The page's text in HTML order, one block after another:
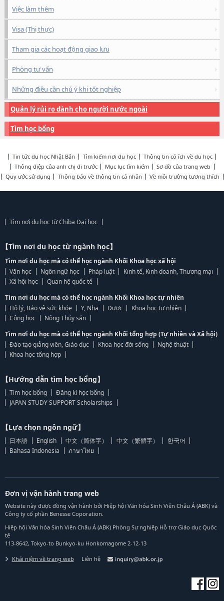
Việc làm thêm
Visa (Thị thực)
Tham gia các hoạt động giao lưu
Phòng tư vấn
Những điều cần chú ý khi tốt nghiệp
Quản lý rủi ro dành cho người nước ngoài
Tìm học bổng
Tin tức du học Nhật Bản Tìm kiếm nơi du học
Thông tin có ích về du học
Thông điệp của anh chị đi trước
Mục lục tìm kiếm
Sơ đồ của trang web
Quy ước sử dụng
Thông báo về thông tin cá nhân Về môi trường tương thích
Tìm nơi du học từ Chiba Đại học
【Tìm nơi du học từ ngành học】
Tìm nơi du học mà có thể học ngành Khối Khoa học xã hội
Văn học
Ngôn ngữ học Pháp luật
Kinh tế, Kinh doanh, Thương mại
Xã hội học
Quan hệ quốc tế
Tìm nơi du học mà có thể học ngành Khối Khoa học tự nhiên
Hộ lý, Bảo vệ sức khỏe
Y, Nha Dược
Khoa học tự nhiên
Công học
Nông Thủy sản
Tìm nơi du học mà có thể học ngành Khối tổng hợp (Tự nhiên và Xã hội)
Đào tạo giảng viên, Giáo dục
Khoa học đời sống
Nghệ thuật
Khoa học tổng hợp
【Hướng dẫn tìm học bổng】
Tìm học bổng
Đăng kí học bổng
JAPAN STUDY SUPPORT Scholarships
【Lựa chọn ngôn ngữ】
日本語 English 中文（简体字） 中文（繁體字）
한국어
Bahasa Indonesia
ภาษาไทย
Đơn vị vận hành trang web
Website này được đồng vận hành bởi Hiệp hội Văn hóa Sinh Viên Châu Á (ABK) và
Công ty cổ phần Benesse Coporation.
Hiệp hội Văn hóa Sinh Viên Châu Á (ABK) Phòng Sự nghiệp Hỗ trợ Giáo dục Quốc
tế
113-8642, Tokyo-to Bunkyo-ku Honkomagome 2-12-13
Khái niệm về trang web Liên hệ